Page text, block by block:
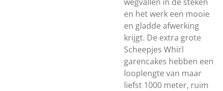
en het werk een mooie
en gladde afwerking
krijgt. De extra grote
Scheepjes Whirl
garencakes hebben een
looplengte van maar
liefst 1000 meter, ruim